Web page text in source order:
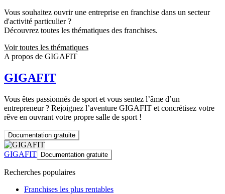
Vous souhaitez ouvrir une entreprise en franchise dans un secteur
d'activité particulier ?
Découvrez toutes les thématiques des franchises.
Voir toutes les thématiques
A propos de GIGAFIT
GIGAFIT
Vous êtes passionnés de sport et vous sentez l’âme d’un
entrepreneur ? Rejoignez l’aventure GIGAFIT et concrétisez votre
rêve en ouvrant votre propre salle de sport !
Documentation gratuite
GIGAFIT Documentation gratuite
Recherches populaires
Franchises les plus rentables